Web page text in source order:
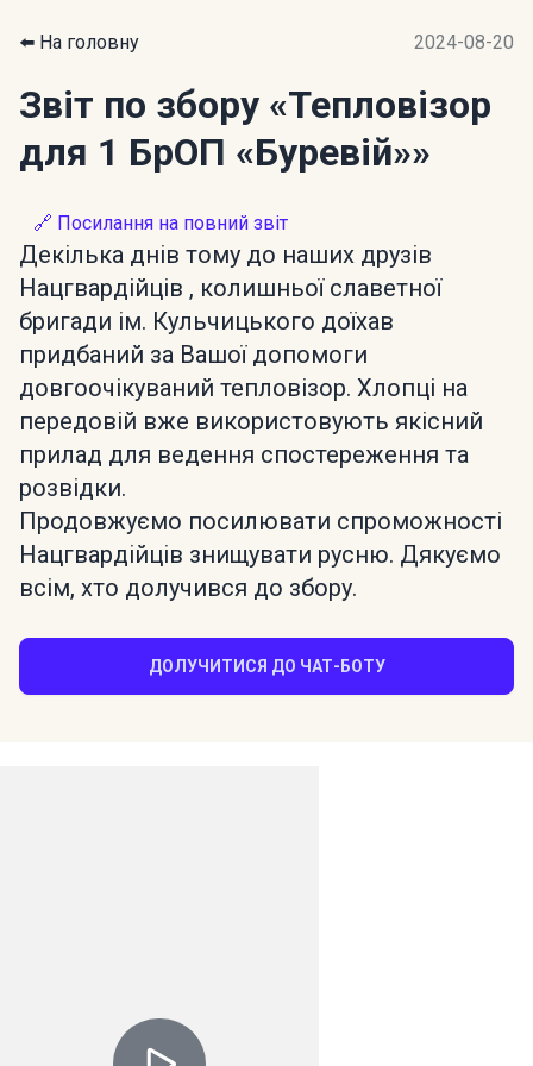
⬅️ На головну 2024-08-20
Звіт по збору «Тепловізор
для 1 БрОП «Буревій»»
🔗 Посилання на повний звіт
Декілька днів тому до наших друзів
Нацгвардійців , колишньої славетної
бригади ім. Кульчицького доїхав
придбаний за Вашої допомоги
довгоочікуваний тепловізор. Хлопці на
передовій вже використовують якісний
прилад для ведення спостереження та
розвідки.
Продовжуємо посилювати спроможності
Нацгвардійців знищувати русню. Дякуємо
всім, хто долучився до збору.
ДОЛУЧИТИСЯ ДО ЧАТ-БОТУ